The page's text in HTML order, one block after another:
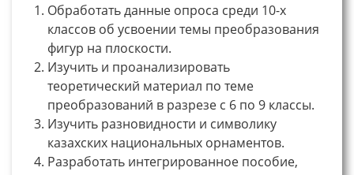
Обработать данные опроса среди 10-х
классов об усвоении темы преобразования
фигур на плоскости.
Изучить и проанализировать
теоретический материал по теме
преобразований в разрезе с 6 по 9 классы.
Изучить разновидности и символику
казахских национальных орнаментов.
Разработать интегрированное пособие,